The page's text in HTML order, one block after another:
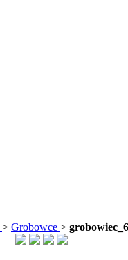
> Grobowce >